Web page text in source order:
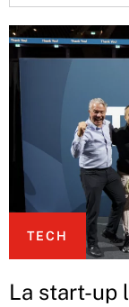
TECH
La start-up